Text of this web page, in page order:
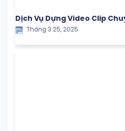
Dịch Vụ Dựng Video Clip
Hiệu Quả Cho Doanh Nghiệp
Tháng 3 25, 2025